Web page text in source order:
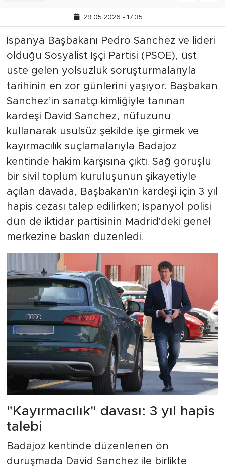
29.05.2026 - 17:35
İspanya Başbakanı Pedro Sanchez ve lideri
olduğu Sosyalist İşçi Partisi (PSOE), üst
üste gelen yolsuzluk soruşturmalarıyla
tarihinin en zor günlerini yaşıyor. Başbakan
Sanchez’in sanatçı kimliğiyle tanınan
kardeşi David Sanchez, nüfuzunu
kullanarak usulsüz şekilde işe girmek ve
kayırmacılık suçlamalarıyla Badajoz
kentinde hakim karşısına çıktı. Sağ görüşlü
bir sivil toplum kuruluşunun şikayetiyle
açılan davada, Başbakan'ın kardeşi için 3 yıl
hapis cezası talep edilirken; İspanyol polisi
dün de iktidar partisinin Madrid'deki genel
merkezine baskın düzenledi.
"Kayırmacılık" davası: 3 yıl hapis
talebi
Badajoz kentinde düzenlenen ön
duruşmada David Sanchez ile birlikte